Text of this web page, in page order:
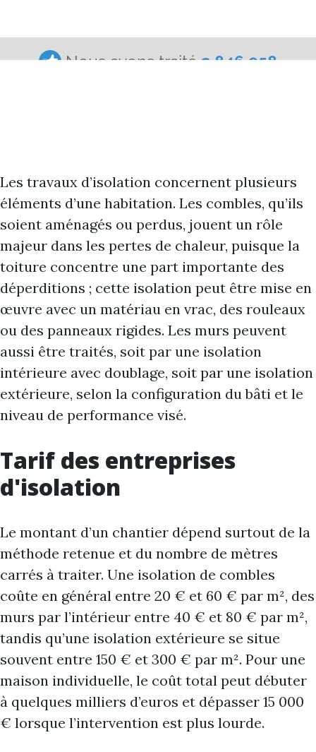
Les travaux d’isolation concernent plusieurs
éléments d’une habitation. Les combles, qu’ils
soient aménagés ou perdus, jouent un rôle
majeur dans les pertes de chaleur, puisque la
toiture concentre une part importante des
déperditions ; cette isolation peut être mise en
œuvre avec un matériau en vrac, des rouleaux
ou des panneaux rigides. Les murs peuvent
aussi être traités, soit par une isolation
intérieure avec doublage, soit par une isolation
extérieure, selon la configuration du bâti et le
niveau de performance visé.
Tarif des entreprises
d'isolation
Le montant d’un chantier dépend surtout de la
méthode retenue et du nombre de mètres
carrés à traiter. Une isolation de combles
coûte en général entre 20 € et 60 € par m², des
murs par l’intérieur entre 40 € et 80 € par m²,
tandis qu’une isolation extérieure se situe
souvent entre 150 € et 300 € par m². Pour une
maison individuelle, le coût total peut débuter
à quelques milliers d’euros et dépasser 15 000
€ lorsque l’intervention est plus lourde.